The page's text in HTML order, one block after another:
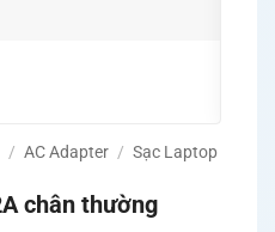
/ AC Adapter / Sạc Laptop
chân thường